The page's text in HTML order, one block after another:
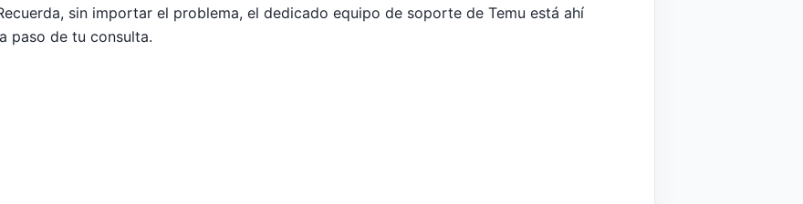
sin importar el problema, el dedicado equipo de soporte de Temu está ahí
paso de tu consulta.